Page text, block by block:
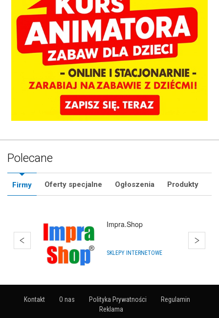
Polecane
Firmy Oferty specjalne Ogłoszenia Produkty
Bańki Mydlane
HURTOWNIE
Kontakt O nas Polityka Prywatności
Regulamin
Reklama